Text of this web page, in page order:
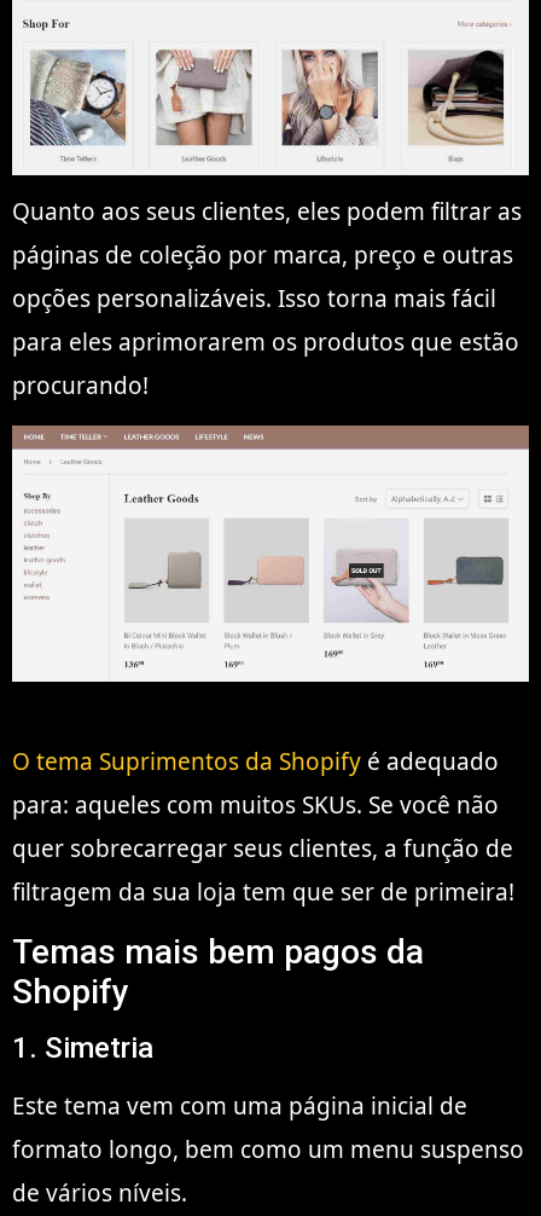
Quanto aos seus clientes, eles podem filtrar as
páginas de coleção por marca, preço e outras
opções personalizáveis. Isso torna mais fácil
para eles aprimorarem os produtos que estão
procurando!
O tema Suprimentos da Shopify é adequado
para: aqueles com muitos SKUs. Se você não
quer sobrecarregar seus clientes, a função de
filtragem da sua loja tem que ser de primeira!
Temas mais bem pagos da
Shopify
1. Simetria
Este tema vem com uma página inicial de
formato longo, bem como um menu suspenso
de vários níveis.